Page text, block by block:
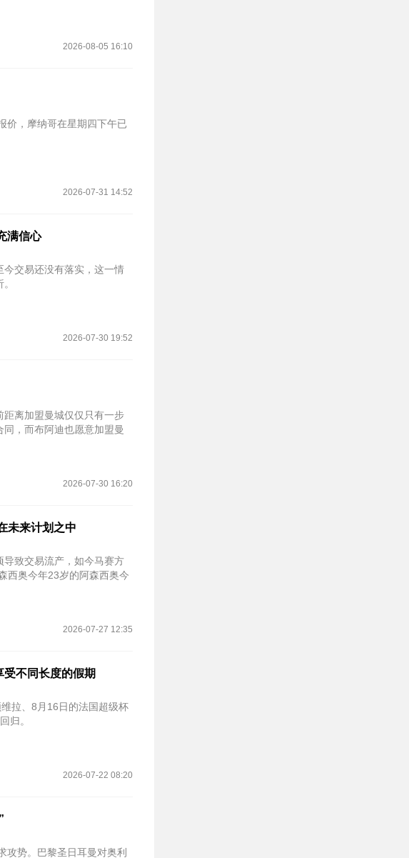
2026-08-05 16:10
价，摩纳哥在星期四下午已
2026-07-31 14:52
满信心
今交易还没有落实，这一情
2026-07-30 19:52
离加盟曼城仅仅只有一步
，而布阿迪也愿意加盟曼
2026-07-30 16:20
未来计划之中
致交易流产，如今马赛方
西奥今年23岁的阿森西奥今
2026-07-27 12:35
不同长度的假期
拉、8月16日的法国超级杯
归。
2026-07-22 08:20
攻势。巴黎圣日耳曼对奥利